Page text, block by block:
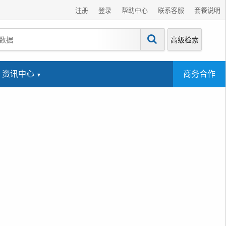
注册 登录 帮助中心 联系客服 套餐说明
高级检索
资讯中心 商务合作